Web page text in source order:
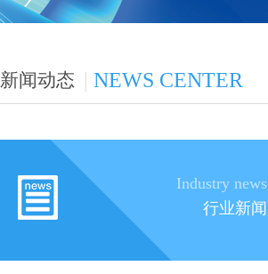
新闻动态 | NEWS CENTER
Industry news
行业新闻